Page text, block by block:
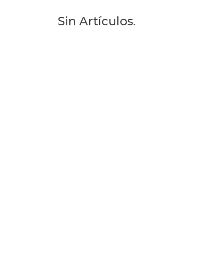
Sin Artículos.